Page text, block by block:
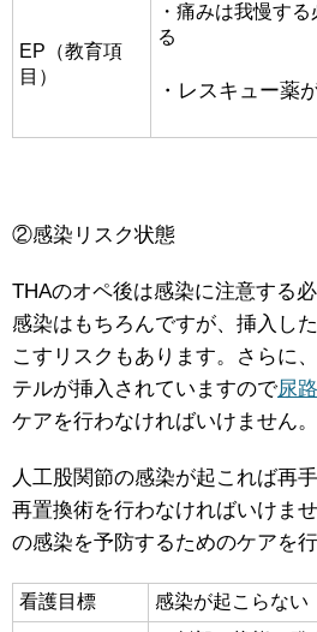
EP（教育項
目）
・痛みは我慢す
る
・レスキュー薬
②感染リスク状態
THAのオペ後は感染に注意する
感染はもちろんですが、挿入し
こすリスクもあります。さらに
テルが挿入されていますので尿
ケアを行わなければいけません。
人工股関節の感染が起これば再
再置換術を行わなければいけま
の感染を予防するためのケアを
看護目標 感染が起こらない